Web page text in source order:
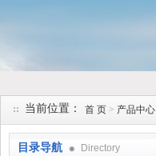
当前位置： 首 页 > 产品中心
目录导航 Directory